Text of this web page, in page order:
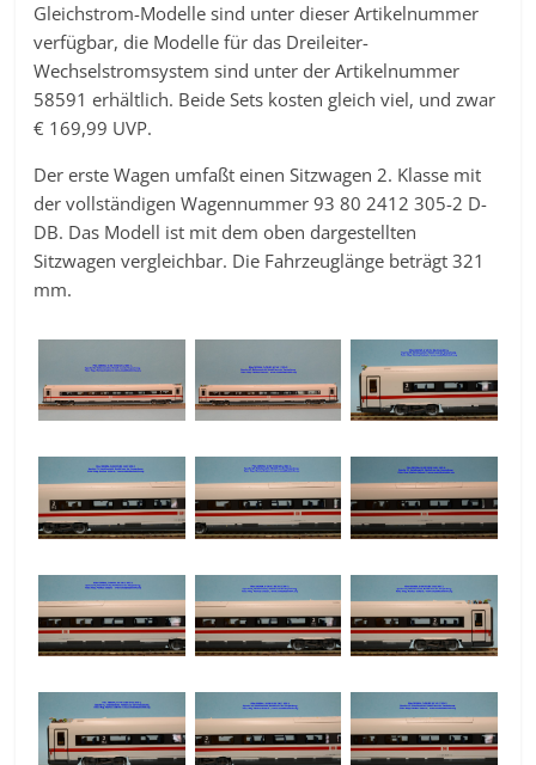
Gleichstrom-Modelle sind unter dieser Artikelnummer
verfügbar, die Modelle für das Dreileiter-
Wechselstromsystem sind unter der Artikelnummer
58591 erhältlich. Beide Sets kosten gleich viel, und zwar
€ 169,99 UVP.
Der erste Wagen umfaßt einen Sitzwagen 2. Klasse mit
der vollständigen Wagennummer 93 80 2412 305-2 D-
DB. Das Modell ist mit dem oben dargestellten
Sitzwagen vergleichbar. Die Fahrzeuglänge beträgt 321
mm.